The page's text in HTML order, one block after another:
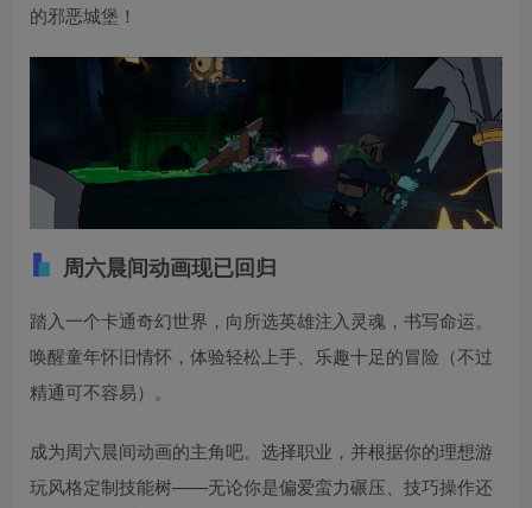
的邪恶城堡！
周六晨间动画现已回归
踏入一个卡通奇幻世界，向所选英雄注入灵魂，书写命运。
唤醒童年怀旧情怀，体验轻松上手、乐趣十足的冒险（不过
精通可不容易）。
成为周六晨间动画的主角吧。选择职业，并根据你的理想游
玩风格定制技能树——无论你是偏爱蛮力碾压、技巧操作还